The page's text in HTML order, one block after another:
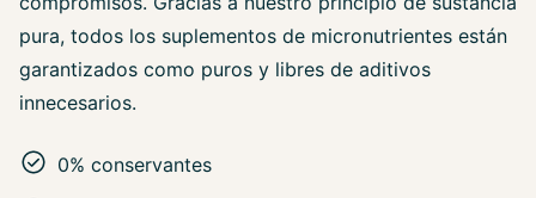
pura, todos los suplementos de micronutrientes están
garantizados como puros y libres de aditivos
innecesarios.
0% conservantes